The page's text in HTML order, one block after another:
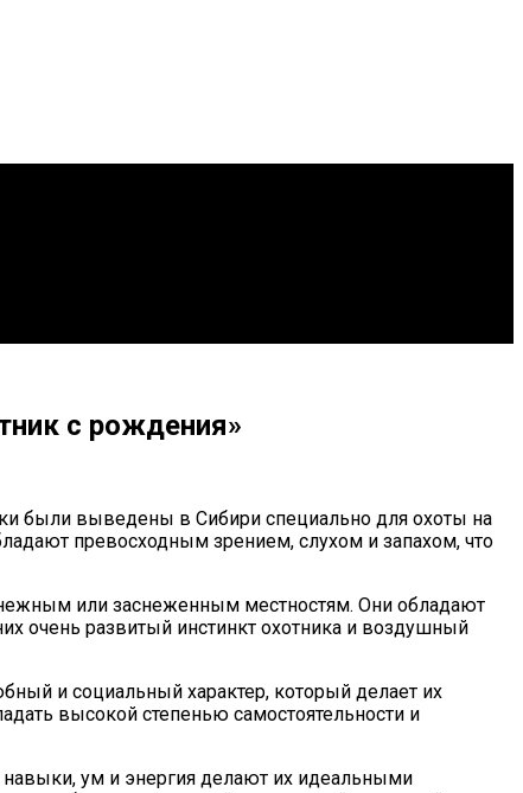
с рождения»
были выведены в Сибири специально для охоты на
превосходным зрением, слухом и запахом, что
или заснеженным местностям. Они обладают
очень развитый инстинкт охотника и воздушный
и социальный характер, который делает их
высокой степенью самостоятельности и
навыки, ум и энергия делают их идеальными